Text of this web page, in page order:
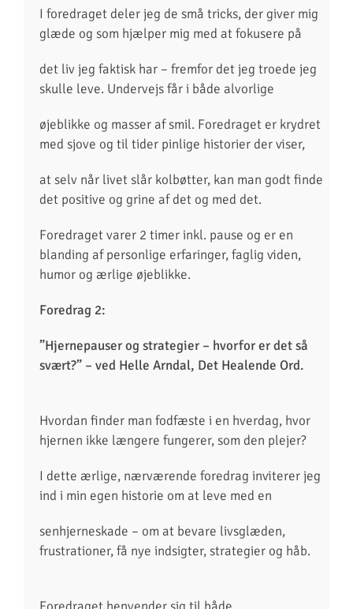
I foredraget deler jeg de små tricks, der giver mig
glæde og som hjælper mig med at fokusere på
det liv jeg faktisk har – fremfor det jeg troede jeg
skulle leve. Undervejs får i både alvorlige
øjeblikke og masser af smil. Foredraget er krydret
med sjove og til tider pinlige historier der viser,
at selv når livet slår kolbøtter, kan man godt finde
det positive og grine af det og med det.
Foredraget varer 2 timer inkl. pause og er en
blanding af personlige erfaringer, faglig viden,
humor og ærlige øjeblikke.
Foredrag 2:
”Hjernepauser og strategier – hvorfor er det så
svært?” – ved Helle Arndal, Det Healende Ord.
Hvordan finder man fodfæste i en hverdag, hvor
hjernen ikke længere fungerer, som den plejer?
I dette ærlige, nærværende foredrag inviterer jeg
ind i min egen historie om at leve med en
senhjerneskade – om at bevare livsglæden,
frustrationer, få nye indsigter, strategier og håb.